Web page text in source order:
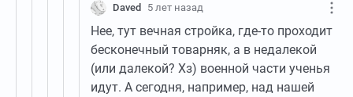
Daved 5 лет назад
Нее, тут вечная стройка, где-то проходит
бесконечный товарняк, а в недалекой
(или далекой? Хз) военной части ученья
идут. А сегодня, например, над нашей